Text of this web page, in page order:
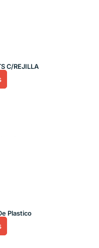
C/REJILLA
Plastico